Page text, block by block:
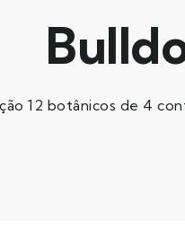
12 botânicos de 4